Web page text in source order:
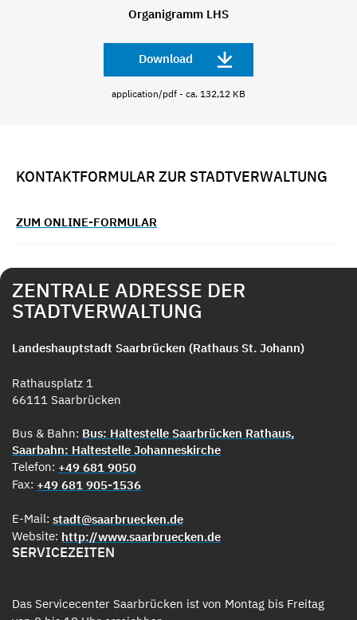
Organigramm LHS
Download
application/pdf - ca. 132,12 KB
KONTAKTFORMULAR ZUR STADTVERWALTUNG
ZUM ONLINE-FORMULAR
ZENTRALE ADRESSE DER
STADTVERWALTUNG
Landeshauptstadt Saarbrücken (Rathaus St. Johann)
Rathausplatz 1
66111 Saarbrücken
Bus & Bahn: Bus: Haltestelle Saarbrücken Rathaus,
Saarbahn: Haltestelle Johanneskirche
Telefon: +49 681 9050
Fax: +49 681 905-1536
E-Mail: stadt@saarbruecken.de
Website: http://www.saarbruecken.de
SERVICEZEITEN
Das Servicecenter Saarbrücken ist von Montag bis Freitag